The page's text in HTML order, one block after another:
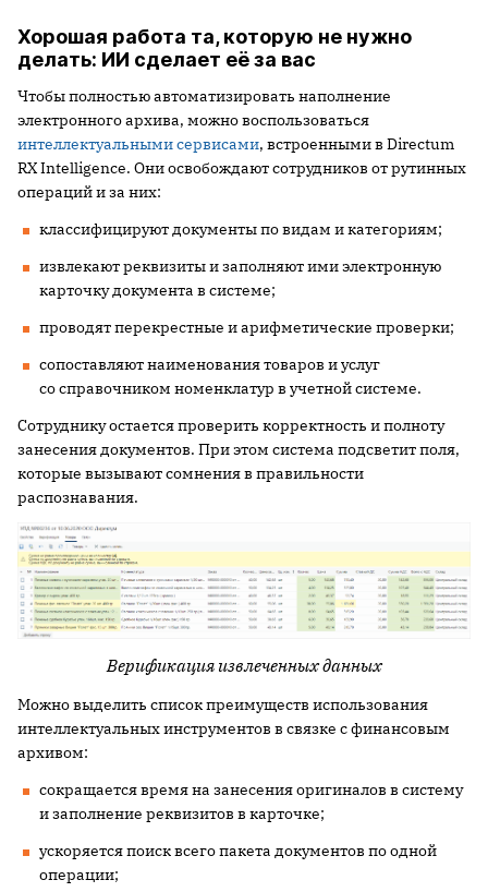
Хорошая работа та, которую не нужно
делать: ИИ сделает её за вас
Чтобы полностью автоматизировать наполнение
электронного архива, можно воспользоваться
интеллектуальными сервисами, встроенными в Directum
RX Intelligence. Они освобождают сотрудников от рутинных
операций и за них:
классифицируют документы по видам и категориям;
извлекают реквизиты и заполняют ими электронную
карточку документа в системе;
проводят перекрестные и арифметические проверки;
сопоставляют наименования товаров и услуг
со справочником номенклатур в учетной системе.
Сотруднику остается проверить корректность и полноту
занесения документов. При этом система подсветит поля,
которые вызывают сомнения в правильности
распознавания.
Верификация извлеченных данных
Можно выделить список преимуществ использования
интеллектуальных инструментов в связке с финансовым
архивом:
сокращается время на занесения оригиналов в систему
и заполнение реквизитов в карточке;
ускоряется поиск всего пакета документов по одной
операции;